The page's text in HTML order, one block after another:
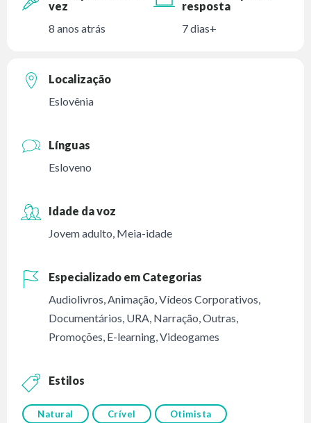
vez
8 anos atrás
resposta
7 dias+
Localização
Eslovênia
Línguas
Esloveno
Idade da voz
Jovem adulto, Meia-idade
Especializado em Categorias
Audiolivros,Animação,Vídeos Corporativos,
Documentários, URA, Narração,Outras,
Promoções, E-learning,Videogames
Estilos
Natural Crível Otimista